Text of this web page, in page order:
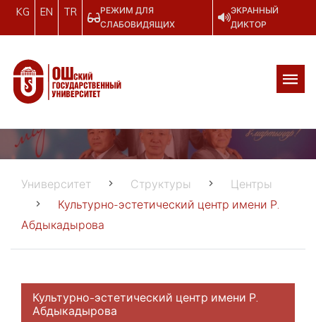
KG EN TR
РЕЖИМ ДЛЯ
СЛАБОВИДЯЩИХ
ЭКРАННЫЙ
ДИКТОР
Университет Структуры
Центры
Культурно-эстетический центр имени Р.
Абдыкадырова
Культурно-эстетический центр имени Р.
Абдыкадырова